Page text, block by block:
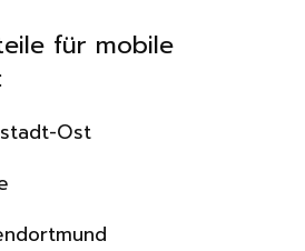
für mobile
Ost